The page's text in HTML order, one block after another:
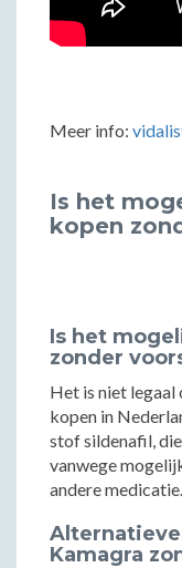
Meer info:
Is het
kopen
Is het
zonder
Het is niet
kopen in
stof sildenafil,
vanwege
andere medicatie.
Kamagra